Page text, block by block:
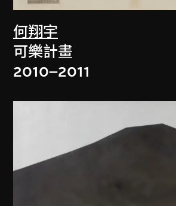
何翔宇
可樂計畫
2010–2011